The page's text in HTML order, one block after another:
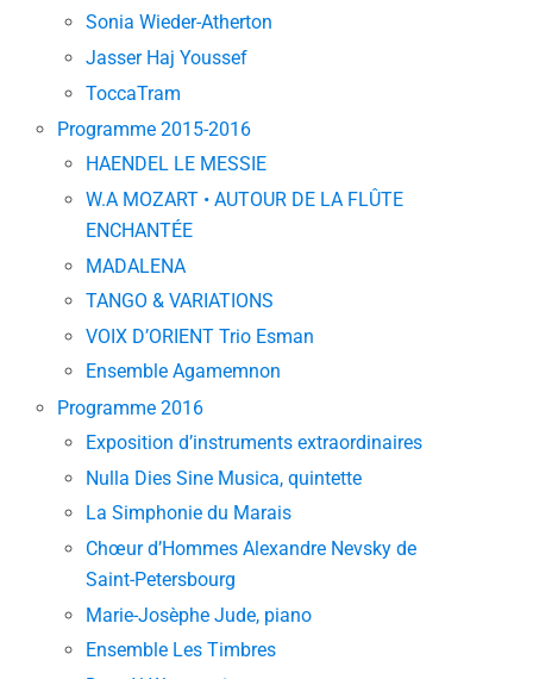
Sonia Wieder-Atherton
Jasser Haj Youssef
ToccaTram
Programme 2015-2016
HAENDEL LE MESSIE
W.A MOZART • AUTOUR DE LA FLÛTE
ENCHANTÉE
MADALENA
TANGO & VARIATIONS
VOIX D’ORIENT Trio Esman
Ensemble Agamemnon
Programme 2016
Exposition d’instruments extraordinaires
Nulla Dies Sine Musica, quintette
La Simphonie du Marais
Chœur d’Hommes Alexandre Nevsky de
Saint-Petersbourg
Marie-Josèphe Jude, piano
Ensemble Les Timbres